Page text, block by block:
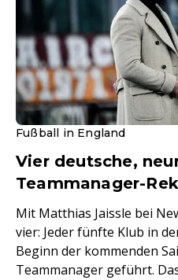
Fußball in England
Vier deutsche,
Teammanager-
Mit Matthias Jaissle bei
vier: Jeder fünfte Klub in
Beginn der kommenden
Teammanager geführt.